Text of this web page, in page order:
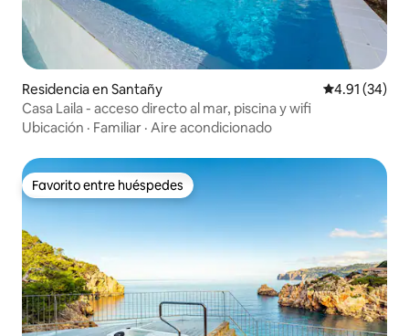
Residencia en Santañy Calificación
4.91 (34)
Casa Laila - acceso directo al mar, piscina y wifi
Ubicación · Familiar · Aire acondicionado
Favorito entre huéspedes
Favorito entre huéspedes